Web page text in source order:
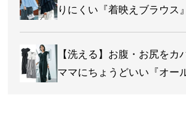
りにくい『着映えブラウス
【洗える】お腹・お尻をカ
ママにちょうどいい『オー